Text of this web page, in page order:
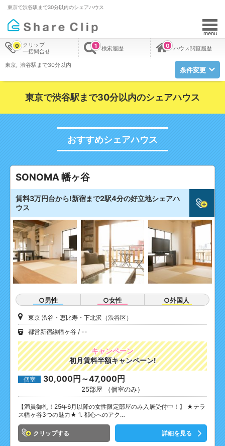
東京で渋谷駅まで30分以内のシェアハウス
menu
クリップ
一括問合せ
0 検索履歴
1 ハウス閲覧履歴
0
東京 渋谷駅まで30分以内
条件変更
東京で渋谷駅まで30分以内のシェアハウス
おすすめシェアハウス
SONOMA 幡ヶ谷
賃料3万円台から!新宿まで2駅4分の好立地シェアハ
ウス
○男性 ○女性 ○外国人
東京 渋谷・恵比寿・下北沢（渋谷区）
都営新宿線幡ヶ谷
--
キャンペーン
初月賃料半額キャンペーン!
個室 30,000円～47,000円
25部屋 （個室のみ）
【満員御礼！25年6月以降の女性限定部屋のみ入居受付中！】 ★テラ
ス幡ヶ谷3つの魅力★ 1. 都心へのアク…
クリップ 詳細を見る